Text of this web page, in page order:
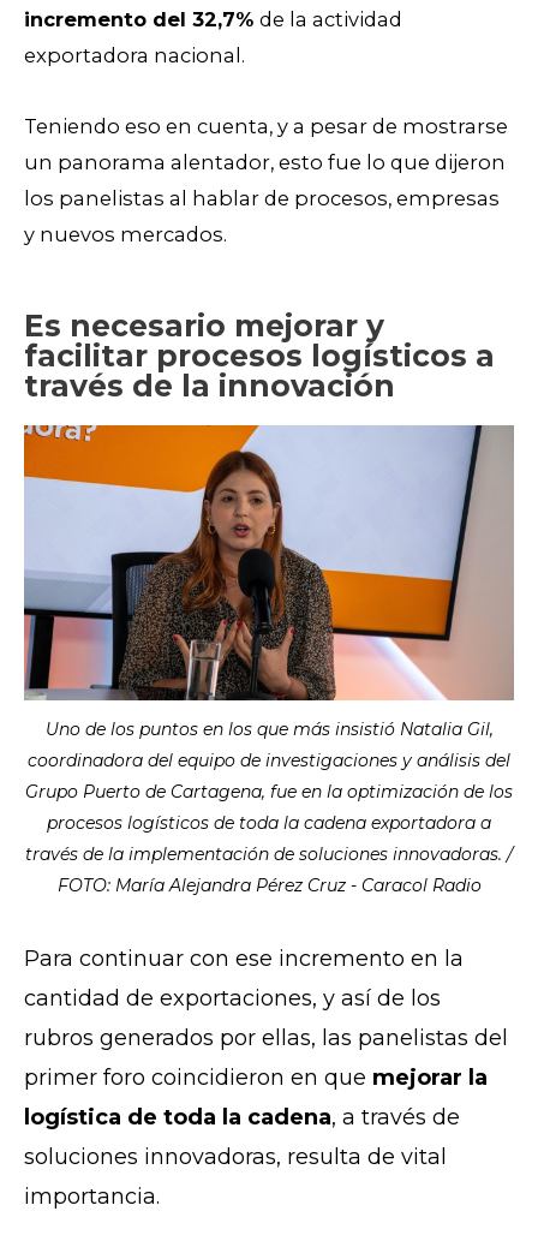
incremento del 32,7% de la actividad
exportadora nacional.
Teniendo eso en cuenta, y a pesar de mostrarse
un panorama alentador, esto fue lo que dijeron
los panelistas al hablar de procesos, empresas
y nuevos mercados.
Es necesario mejorar y
facilitar procesos logísticos a
través de la innovación
Uno de los puntos en los que más insistió Natalia Gil,
coordinadora del equipo de investigaciones y análisis del
Grupo Puerto de Cartagena, fue en la optimización de los
procesos logísticos de toda la cadena exportadora a
través de la implementación de soluciones innovadoras. /
FOTO: María Alejandra Pérez Cruz - Caracol Radio
Para continuar con ese incremento en la
cantidad de exportaciones, y así de los
rubros generados por ellas, las panelistas del
primer foro coincidieron en que mejorar la
logística de toda la cadena, a través de
soluciones innovadoras, resulta de vital
importancia.